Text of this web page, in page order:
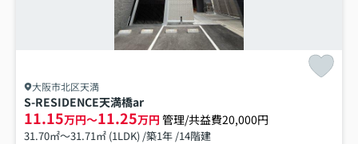
大阪市北区天満
S-RESIDENCE天満橋ar
11.15万円～11.25万円 管理/共益費20,000円
31.70㎡～31.71㎡ (1LDK) /築1年 /14階建